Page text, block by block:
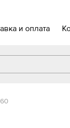
и оплата